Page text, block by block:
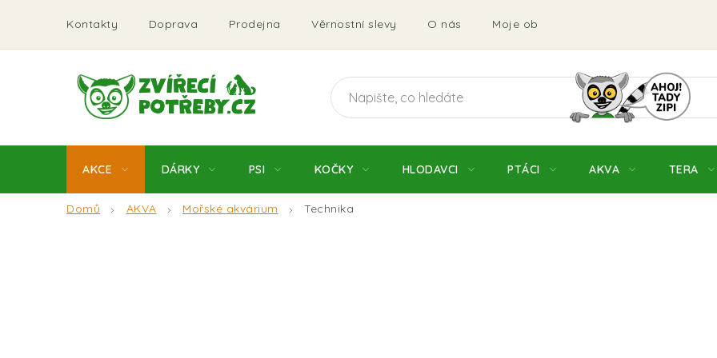
obsah
Kontakty Doprava Prodejna Věrnostní slevy O nás Moje objednávka Obchodní
AKCE DÁRKY PSI KOČKY HLODAVCI PTÁCI AKVA TERA
Domů AKVA Mořské akvárium Technika